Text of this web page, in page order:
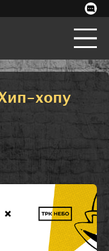
хопу